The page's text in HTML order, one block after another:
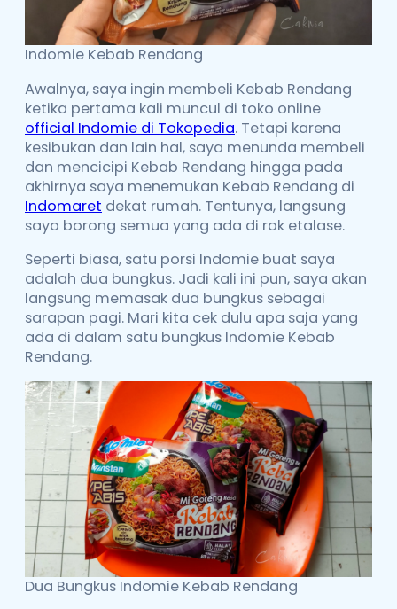
Indomie Kebab Rendang
Awalnya, saya ingin membeli Kebab Rendang
ketika pertama kali muncul di toko online
official Indomie di Tokopedia. Tetapi karena
kesibukan dan lain hal, saya menunda membeli
dan mencicipi Kebab Rendang hingga pada
akhirnya saya menemukan Kebab Rendang di
Indomaret dekat rumah. Tentunya, langsung
saya borong semua yang ada di rak etalase.
Seperti biasa, satu porsi Indomie buat saya
adalah dua bungkus. Jadi kali ini pun, saya akan
langsung memasak dua bungkus sebagai
sarapan pagi. Mari kita cek dulu apa saja yang
ada di dalam satu bungkus Indomie Kebab
Rendang.
Dua Bungkus Indomie Kebab Rendang